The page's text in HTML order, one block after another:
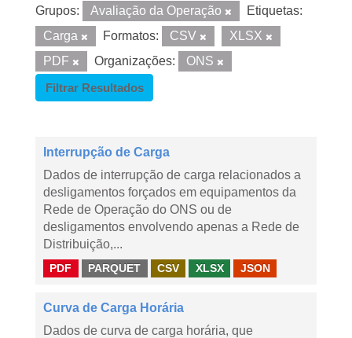
Grupos: Avaliação da Operação
Etiquetas:
Carga
Formatos: CSV
XLSX
PDF
Organizações:
ONS
Filtrar Resultados
Interrupção de Carga
Dados de interrupção de carga relacionados a
desligamentos forçados em equipamentos da
Rede de Operação do ONS ou de
desligamentos envolvendo apenas a Rede de
Distribuição,...
PDF PARQUET CSV XLSX JSON
Curva de Carga Horária
Dados de curva de carga horária, que